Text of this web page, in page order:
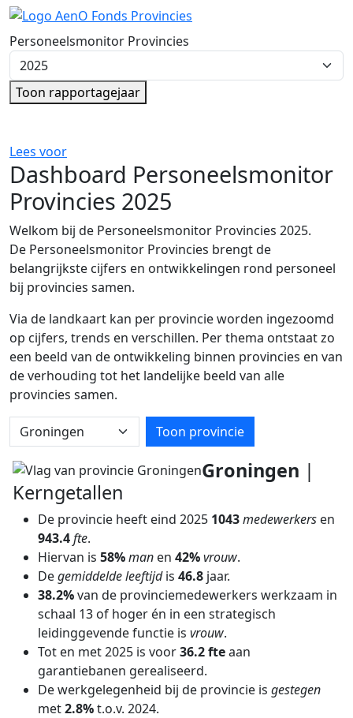
Ga direct naar de inhoud
Personeelsmonitor Provincies
Kies rapportagejaar
Toon rapportagejaar
Lees voor
Dashboard Personeelsmonitor
Provincies 2025
Welkom bij de Personeelsmonitor Provincies 2025.
De Personeelsmonitor Provincies brengt de
belangrijkste cijfers en ontwikkelingen rond personeel
bij provincies samen.
Via de landkaart kan per provincie worden ingezoomd
op cijfers, trends en verschillen. Per thema ontstaat zo
een beeld van de ontwikkeling binnen provincies en van
de verhouding tot het landelijke beeld van alle
provincies samen.
Kies provincie
Toon provincie
Groningen |
Kerngetallen
De provincie heeft eind 2025 1043medewerkers en
943.4fte.
Hiervan is 58%man en 42%vrouw.
Degemiddelde leeftijdis 46.8 jaar.
38.2%van de provinciemedewerkers werkzaam in
schaal 13 of hoger én in een strategisch
leidinggevende functie is vrouw.
Tot en met 2025 is voor36.2 fteaan
garantiebanen gerealiseerd.
De werkgelegenheid bij de provincie is gestegen
met2.8%t.o.v. 2024.